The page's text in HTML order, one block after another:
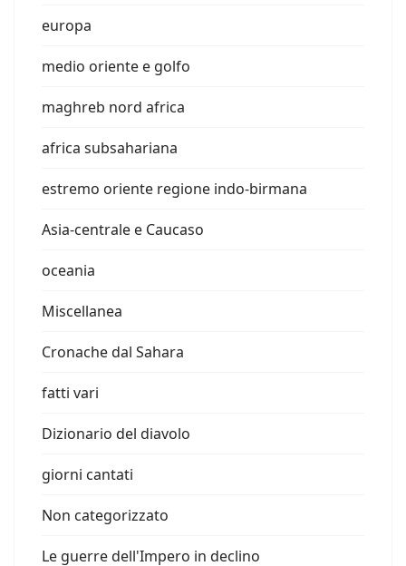
europa
medio oriente e golfo
maghreb nord africa
africa subsahariana
estremo oriente regione indo-birmana
Asia-centrale e Caucaso
oceania
Miscellanea
Cronache dal Sahara
fatti vari
Dizionario del diavolo
giorni cantati
Non categorizzato
Le guerre dell'Impero in declino